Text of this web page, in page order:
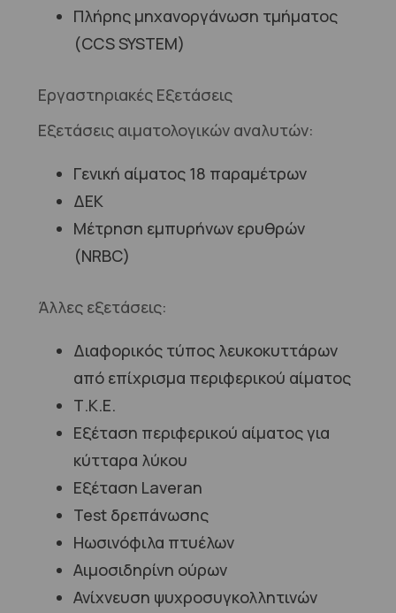
Πλήρης μηχανοργάνωση τμήματος
(CCS SYSTEM)
Εργαστηριακές Εξετάσεις
Εξετάσεις αιματολογικών αναλυτών:
Γενική αίματος 18 παραμέτρων
ΔΕΚ
Μέτρηση εμπυρήνων ερυθρών
(NRBC)
Άλλες εξετάσεις:
Διαφορικός τύπος λευκοκυττάρων
από επίχρισμα περιφερικού αίματος
Τ.Κ.Ε.
Εξέταση περιφερικού αίματος για
κύτταρα λύκου
Εξέταση Laveran
Test δρεπάνωσης
Ηωσινόφιλα πτυέλων
Αιμοσιδηρίνη ούρων
Ανίχνευση ψυχροσυγκολλητινών